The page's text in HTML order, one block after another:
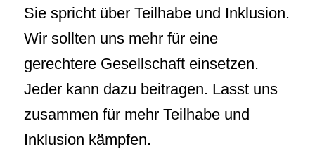
Sie spricht über Teilhabe und Inklusion.
Wir sollten uns mehr für eine
gerechtere Gesellschaft einsetzen.
Jeder kann dazu beitragen. Lasst uns
zusammen für mehr Teilhabe und
Inklusion kämpfen.